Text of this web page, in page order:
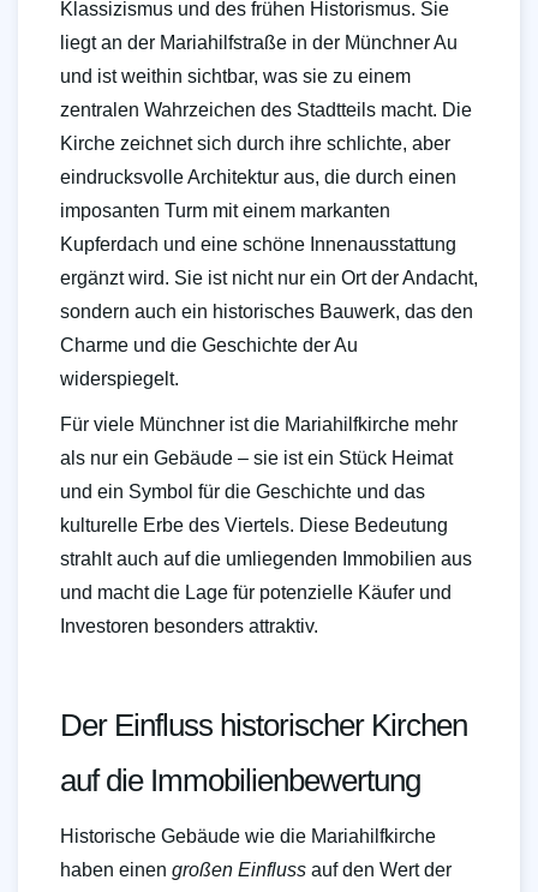
Klassizismus und des frühen Historismus. Sie
liegt an der Mariahilfstraße in der Münchner Au
und ist weithin sichtbar, was sie zu einem
zentralen Wahrzeichen des Stadtteils macht. Die
Kirche zeichnet sich durch ihre schlichte, aber
eindrucksvolle Architektur aus, die durch einen
imposanten Turm mit einem markanten
Kupferdach und eine schöne Innenausstattung
ergänzt wird. Sie ist nicht nur ein Ort der Andacht,
sondern auch ein historisches Bauwerk, das den
Charme und die Geschichte der Au
widerspiegelt.
Für viele Münchner ist die Mariahilfkirche mehr
als nur ein Gebäude – sie ist ein Stück Heimat
und ein Symbol für die Geschichte und das
kulturelle Erbe des Viertels. Diese Bedeutung
strahlt auch auf die umliegenden Immobilien aus
und macht die Lage für potenzielle Käufer und
Investoren besonders attraktiv.
Der Einfluss historischer Kirchen
auf die Immobilienbewertung
Historische Gebäude wie die Mariahilfkirche
haben einen großen Einfluss auf den Wert der